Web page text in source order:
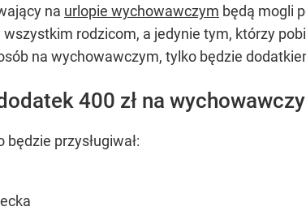
na urlopie wychowawczym będą mogli
wszystkim rodzicom, a jedynie tym, którzy
na wychowawczym, tylko będzie
400 zł na
przysługiwał: